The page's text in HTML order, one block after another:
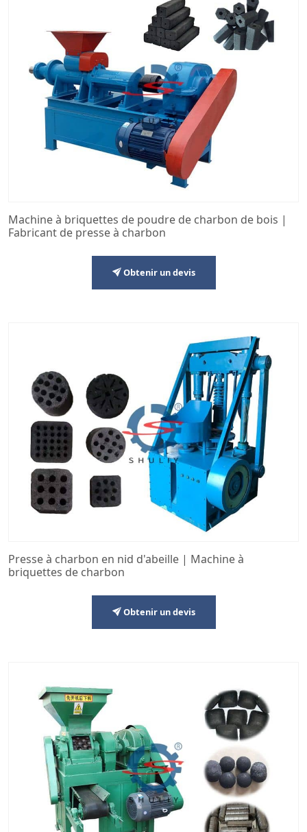
Machine à briquettes de poudre de charbon de bois |
Fabricant de presse à charbon
Obtenir un devis
Presse à charbon en nid d'abeille | Machine à
briquettes de charbon
Obtenir un devis